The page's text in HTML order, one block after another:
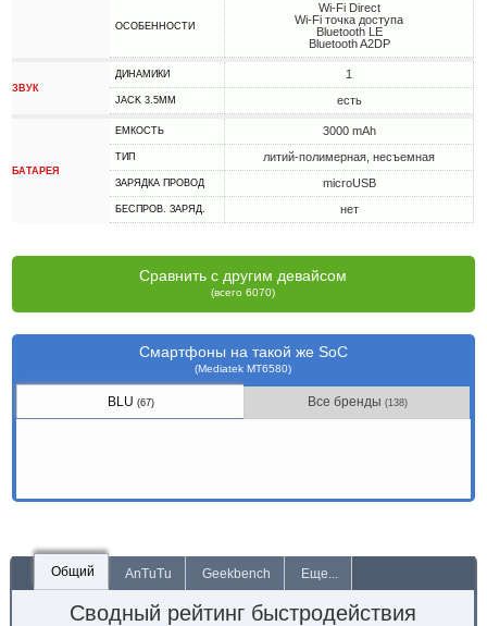
ОСОБЕННОСТИ
Wi-Fi Direct
Wi-Fi точка доступа
Bluetooth LE
Bluetooth A2DP
ЗВУК
ДИНАМИКИ 1
JACK 3.5MM есть
БАТАРЕЯ
ЕМКОСТЬ 3000 mAh
ТИП литий-полимерная, несъемная
ЗАРЯДКА ПРОВОД microUSB
БЕСПРОВ. ЗАРЯД. нет
Сравнить с другим девайсом
(всего 6070)
Смартфоны на такой же SoC
(Mediatek MT6580)
BLU (67) Все бренды (138)
Общий AnTuTu Geekbench Еще...
Сводный рейтинг быстродействия